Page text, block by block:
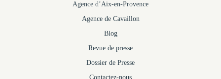
Agence d’Aix-en-Provence
Agence de Cavaillon
Blog
Revue de presse
Dossier de Presse
Contactez-nous